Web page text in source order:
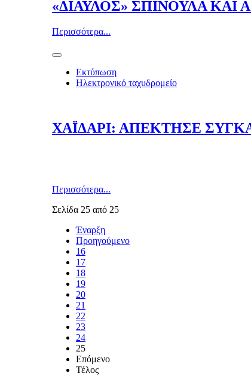
«ΔΙΑΥΛΟΣ» ΣΠΙΝΟΥΛΑ ΚΑΙ
Περισσότερα...
Εκτύπωση
Ηλεκτρονικό ταχυδρομείο
ΧΑΪΔΑΡΙ: ΑΠΕΚΤΗΣΕ
Περισσότερα...
Σελίδα 25 από 25
Έναρξη
Προηγούμενο
16
17
18
19
20
21
22
23
24
25
Επόμενο
Τέλος